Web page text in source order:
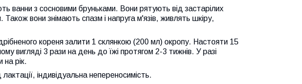
ванни з сосновими бруньками. Вони рятують від застарілих
вони знімають спазм і напруга м'язів, живлять шкіру,
кореня залити 1 склянкою (200 мл) окропу. Настояти 15
вигляді 3 рази на день до їжі протягом 2-3 тижнів. У разі
на рік.
лактації, індивідуальна непереносимість.